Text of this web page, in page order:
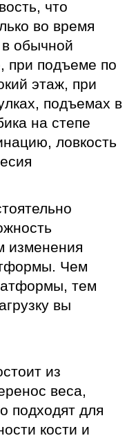
что
во время
обычной
при подъеме по
этаж, при
подъемах в
на степе
ловкость
изменения
Чем
тем
вы
из
веса,
подходят для
кости и